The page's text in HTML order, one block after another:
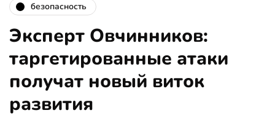
безопасность
Эксперт Овчинников:
таргетированные атаки
получат новый виток
развития